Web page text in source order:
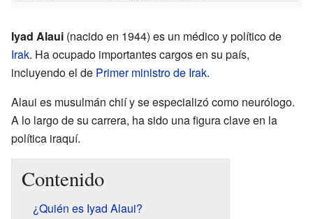
Iyad Alaui (nacido en 1944) es un médico y político de
Irak. Ha ocupado importantes cargos en su país,
incluyendo el de Primer ministro de Irak.
Alaui es musulmán chií y se especializó como neurólogo.
A lo largo de su carrera, ha sido una figura clave en la
política iraquí.
Contenido
¿Quién es Iyad Alaui?